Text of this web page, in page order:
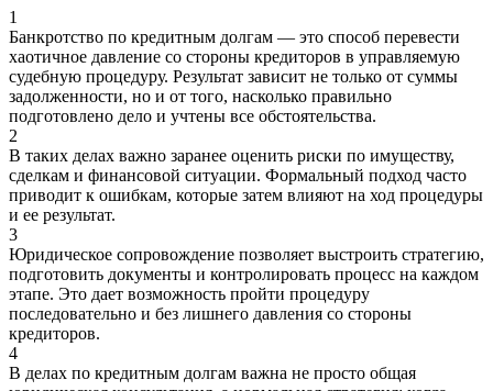
1
Банкротство по кредитным долгам — это способ перевести
хаотичное давление со стороны кредиторов в управляемую
судебную процедуру. Результат зависит не только от суммы
задолженности, но и от того, насколько правильно
подготовлено дело и учтены все обстоятельства.
2
В таких делах важно заранее оценить риски по имуществу,
сделкам и финансовой ситуации. Формальный подход часто
приводит к ошибкам, которые затем влияют на ход процедуры
и ее результат.
3
Юридическое сопровождение позволяет выстроить стратегию,
подготовить документы и контролировать процесс на каждом
этапе. Это дает возможность пройти процедуру
последовательно и без лишнего давления со стороны
кредиторов.
4
В делах по кредитным долгам важна не просто общая